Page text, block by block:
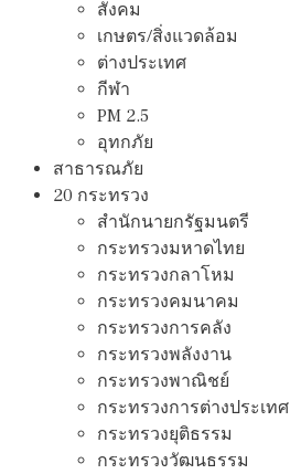
สังคม
เกษตร/สิ่งแวดล้อม
ต่างประเทศ
กีฬา
PM 2.5
อุทกภัย
สาธารณภัย
20 กระทรวง
สํานักนายกรัฐมนตรี
กระทรวงมหาดไทย
กระทรวงกลาโหม
กระทรวงคมนาคม
กระทรวงการคลัง
กระทรวงพลังงาน
กระทรวงพาณิชย์
กระทรวงการต่างประเทศ
กระทรวงยุติธรรม
กระทรวงวัฒนธรรม